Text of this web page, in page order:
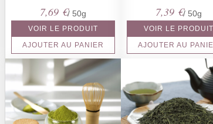
7,69 €/ 50g
VOIR LE PRODUIT
AJOUTER AU PANIER
7,39 €/ 50g
VOIR LE PRODUIT
AJOUTER AU